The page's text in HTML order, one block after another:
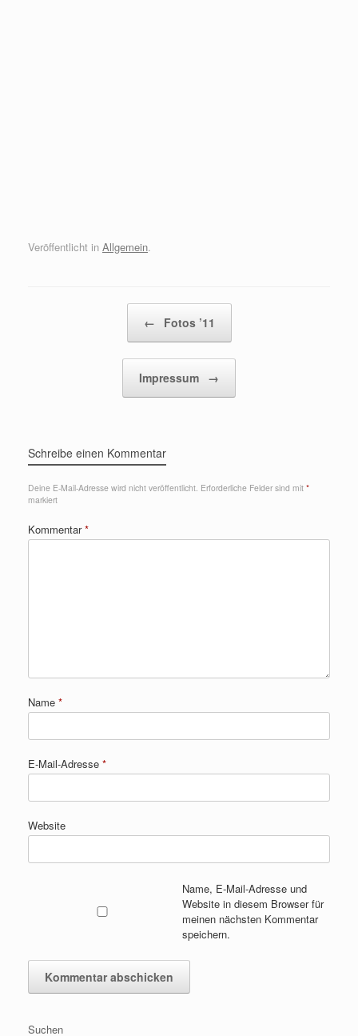
Veröffentlicht in Allgemein.
← Fotos ’11
Impressum →
Schreibe einen Kommentar
Deine E-Mail-Adresse wird nicht veröffentlicht. Erforderliche Felder sind mit *
markiert
Kommentar*
Name *
E-Mail-Adresse *
Website
Name, E-Mail-Adresse und
Website in diesem Browser für
meinen nächsten Kommentar
speichern.
Suchen